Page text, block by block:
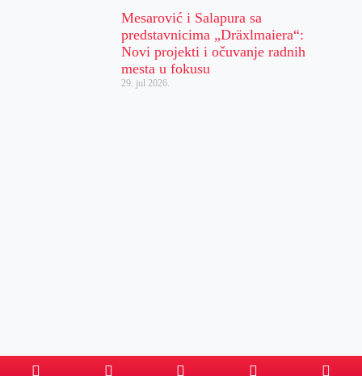
Mesarović i Salapura sa
predstavnicima „Dräxlmaiera“:
Novi projekti i očuvanje radnih
mesta u fokusu
29. jul 2026.